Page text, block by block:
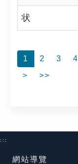
状
1 2 3 4
>
>>
:::
網站導覽